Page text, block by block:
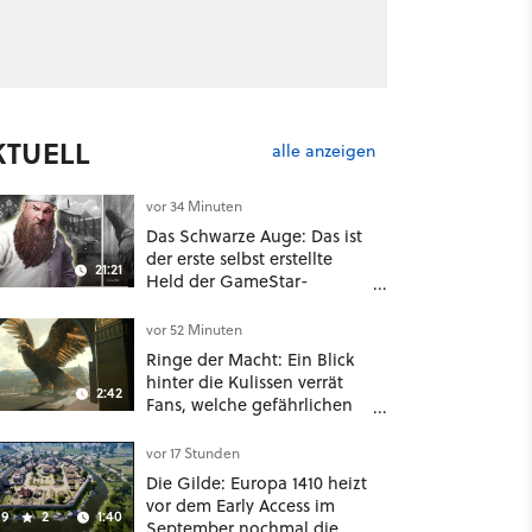
alle anzeigen
21:21
vor 34 Minuten
Das Schwarze Auge: Das ist
der erste selbst erstellte
Held der GameStar-
2:42
vor 52 Minuten
Ringe der Macht: Ein Blick
hinter die Kulissen verrät
Fans, welche gefährlichen
warten
2 1:40
vor 17 Stunden
Die Gilde: Europa 1410 heizt
vor dem Early Access im